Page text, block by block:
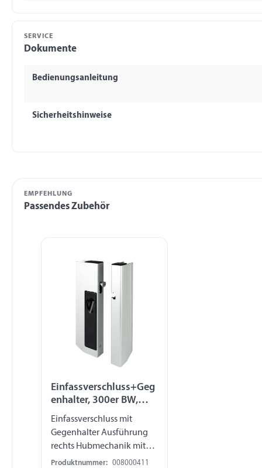
SERVICE
Dokumente
Bedienungsanleitung
Sicherheitshinweise
EMPFEHLUNG
Passendes Zubehör
Einfassverschluss+Geg
enhalter, 300er BW,
rechts
Einfassverschluss mit
Gegenhalter Ausführung
rechts Hubmechanik mit
seitlichem Zapfen
Produktnummer: 008000411